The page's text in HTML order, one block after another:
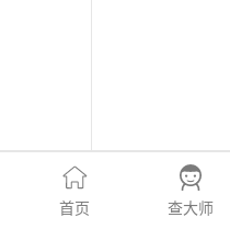
首页 查大师